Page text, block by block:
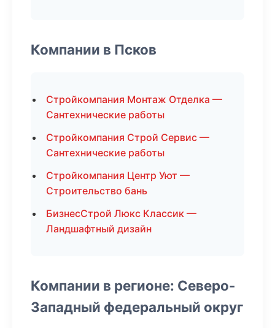
Компании в Псков
Стройкомпания Монтаж Отделка —
Сантехнические работы
Стройкомпания Строй Сервис —
Сантехнические работы
Стройкомпания Центр Уют —
Строительство бань
БизнесСтрой Люкс Классик —
Ландшафтный дизайн
Компании в регионе: Северо-
Западный федеральный округ